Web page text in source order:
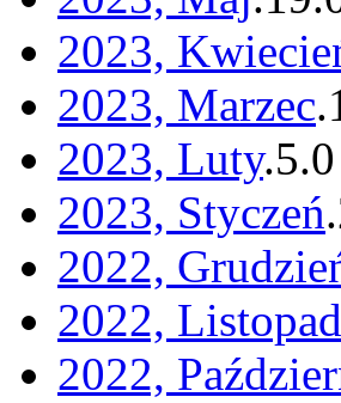
2023,
2023, Marzec.
2023, Luty.5.0
2023, Styczeń.
2022,
2022, Listopad
2022,